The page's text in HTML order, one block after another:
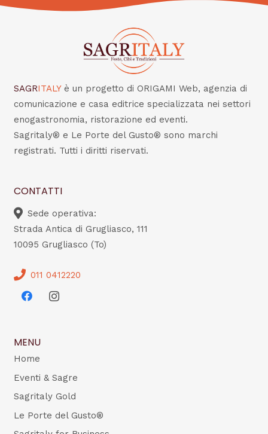
SAGRITALY è un progetto di ORIGAMI Web, agenzia di
comunicazione e casa editrice specializzata nei settori
enogastronomia, ristorazione ed eventi.
Sagritaly® e Le Porte del Gusto® sono marchi
registrati. Tutti i diritti riservati.
CONTATTI
Sede operativa:
Strada Antica di Grugliasco, 111
10095 Grugliasco (To)
011 0412220
MENU
Home
Eventi & Sagre
Sagritaly Gold
Le Porte del Gusto®